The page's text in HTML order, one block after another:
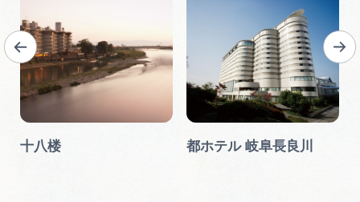
十八楼 都ホテル 岐阜長良川